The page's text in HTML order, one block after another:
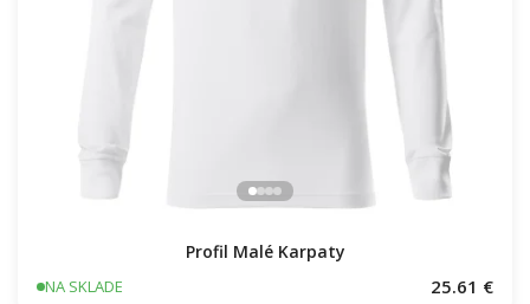
Profil Malé Karpaty
NA SKLADE 25.61 €